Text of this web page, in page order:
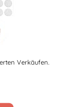
Verkäufen.